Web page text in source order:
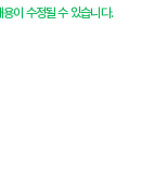
이 수정될 수 있습니다.